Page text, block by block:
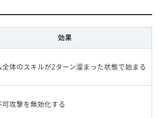
効果
全体のスキルが2ターン溜まった状態で始まる
可攻撃を無効化する